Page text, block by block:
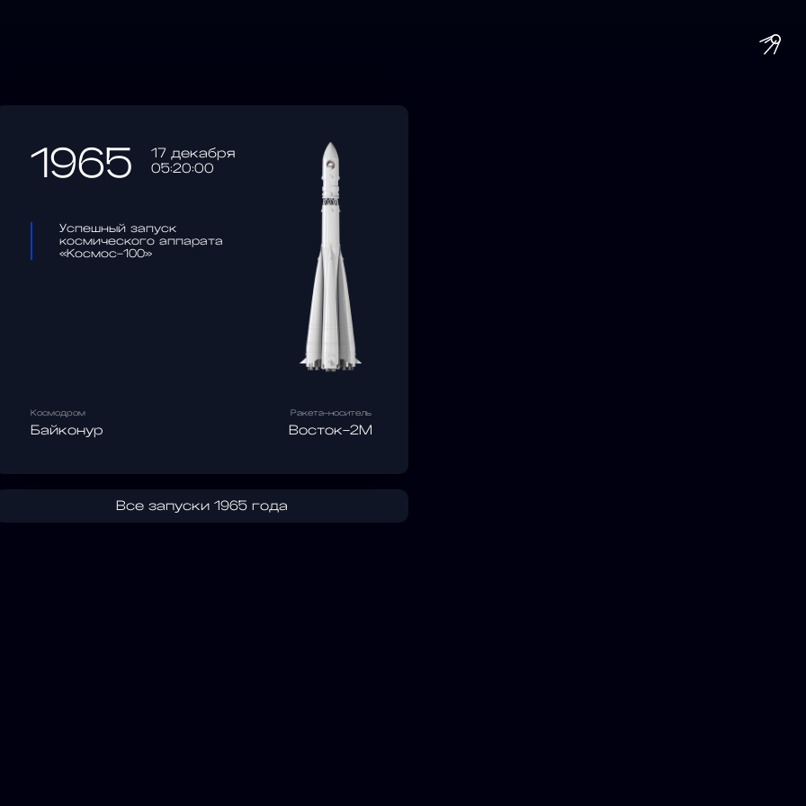
1965
17 декабря
05:20:00
Успешный запуск
космического аппарата
«Космос-100»
Космодром
Байконур
Ракета-носитель
Восток-2М
Все запуски 1965 года